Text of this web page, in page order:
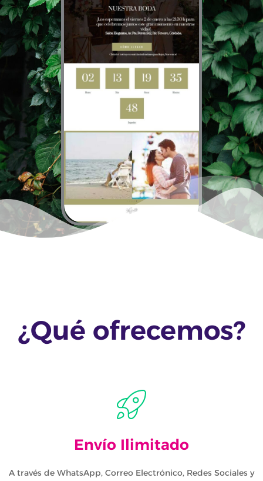
¿Qué ofrecemos?
Envío Ilimitado
A través de WhatsApp, Correo Electrónico, Redes Sociales y